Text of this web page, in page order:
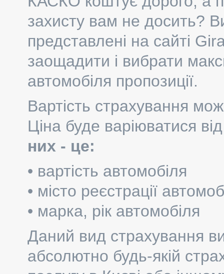
захисту вам не досить?
представлені на сайті
заощадити і вибрати
автомобіля пропозиції.
Вартість страхування
Ціна буде варіюватися
них - це:
• вартість автомобіля
• місто реєстрації
• марка, рік автомобіля
Даний вид страхування
абсолютно будь-якій